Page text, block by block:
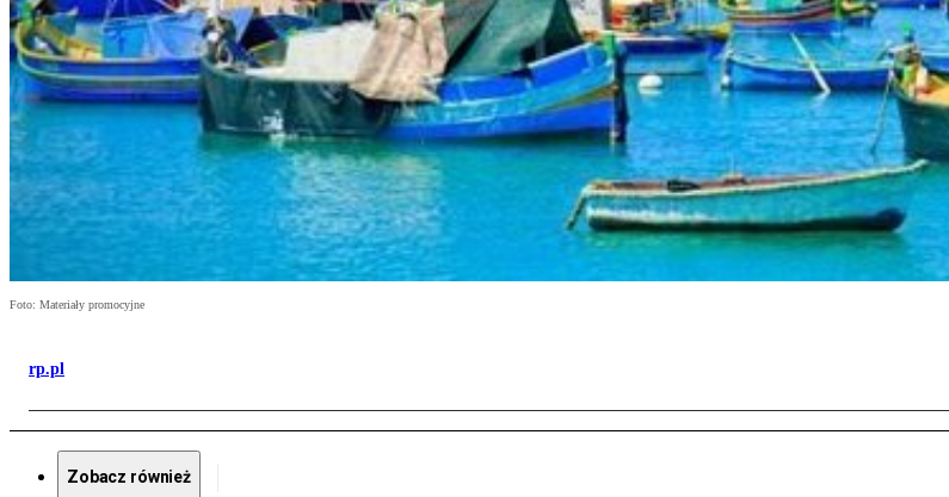
Foto: Materiały promocyjne
rp.pl
Zobacz również